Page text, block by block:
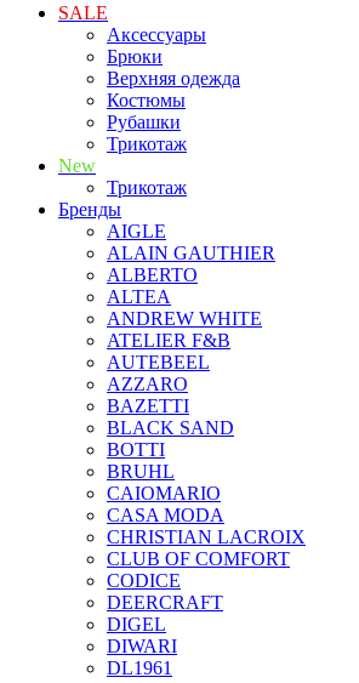
SALE
Аксессуары
Брюки
Верхняя одежда
Костюмы
Рубашки
Трикотаж
New
Трикотаж
Бренды
AIGLE
ALAIN GAUTHIER
ALBERTO
ALTEA
ANDREW WHITE
ATELIER F&B
AUTEBEEL
AZZARO
BAZETTI
BLACK SAND
BOTTI
BRUHL
CAIOMARIO
CASA MODA
CHRISTIAN LACROIX
CLUB OF COMFORT
CODICE
DEERCRAFT
DIGEL
DIWARI
DL1961